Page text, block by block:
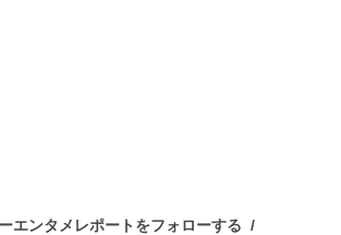
エンタメレポートをフォローする